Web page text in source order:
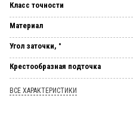
Класс точности
Материал
Угол заточки, °
Крестообразная подточка
ВСЕ ХАРАКТЕРИСТИКИ